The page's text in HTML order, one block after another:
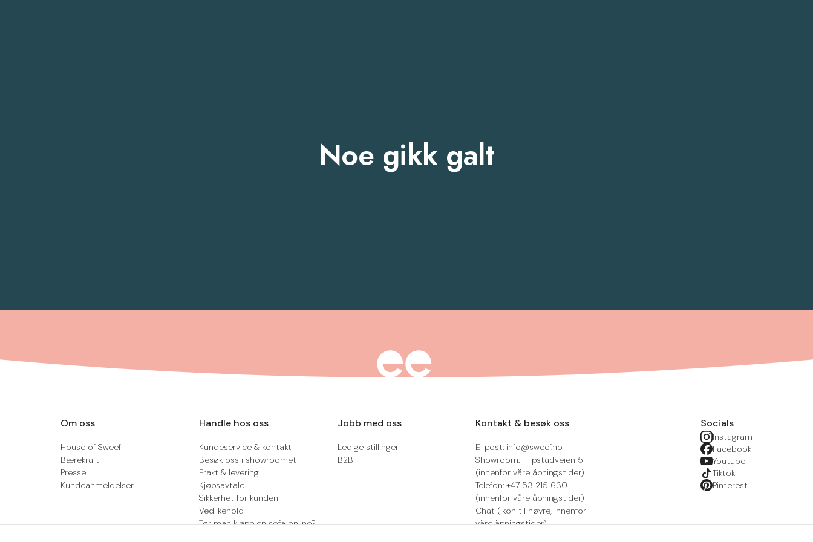
Noe gikk galt
Om oss
House of Sweef
Bærekraft
Presse
Kundeanmeldelser
Handle hos oss
Kundeservice & kontakt
Besøk oss i showroomet
Frakt & levering
Kjøpsavtale
Sikkerhet for kunden
Vedlikehold
Tør man kjøpe en sofa online?
Jobb med oss
Ledige stillinger
B2B
Kontakt & besøk oss
E-post: info@sweef.no
Showroom: Filipstadveien 5
(innenfor våre åpningstider)
Telefon: +47 53 215 630
(innenfor våre åpningstider)
Chat (ikon til høyre, innenfor
våre åpningstider)
Socials
Instagram
Facebook
Youtube
Tiktok
Pinterest